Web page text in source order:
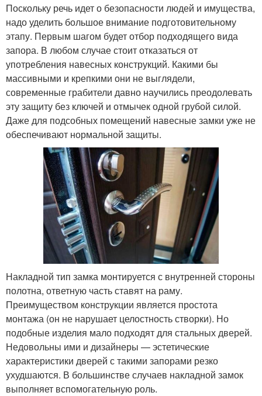
Поскольку речь идет о безопасности людей и имущества,
надо уделить большое внимание подготовительному
этапу. Первым шагом будет отбор подходящего вида
запора. В любом случае стоит отказаться от
употребления навесных конструкций. Какими бы
массивными и крепкими они не выглядели,
современные грабители давно научились преодолевать
эту защиту без ключей и отмычек одной грубой силой.
Даже для подсобных помещений навесные замки уже не
обеспечивают нормальной защиты.
Накладной тип замка монтируется с внутренней стороны
полотна, ответную часть ставят на раму.
Преимуществом конструкции является простота
монтажа (он не нарушает целостность створки). Но
подобные изделия мало подходят для стальных дверей.
Недовольны ими и дизайнеры — эстетические
характеристики дверей с такими запорами резко
ухудшаются. В большинстве случаев накладной замок
выполняет вспомогательную роль.